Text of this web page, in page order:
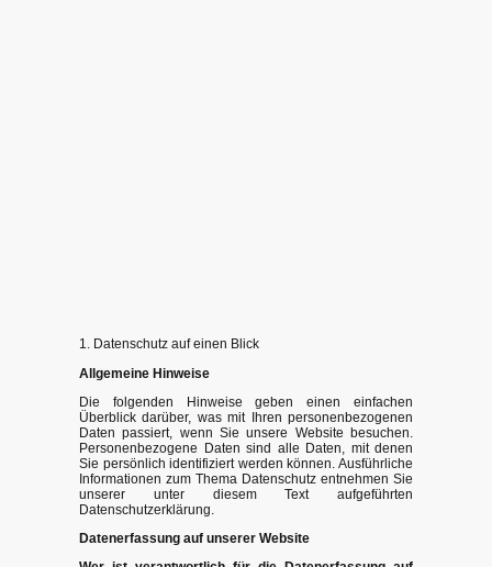
1. Datenschutz auf einen Blick
Allgemeine Hinweise
Die folgenden Hinweise geben einen einfachen
Überblick darüber, was mit Ihren personenbezogenen
Daten passiert, wenn Sie unsere Website besuchen.
Personenbezogene Daten sind alle Daten, mit denen
Sie persönlich identifiziert werden können. Ausführliche
Informationen zum Thema Datenschutz entnehmen Sie
unserer unter diesem Text aufgeführten
Datenschutzerklärung.
Datenerfassung auf unserer Website